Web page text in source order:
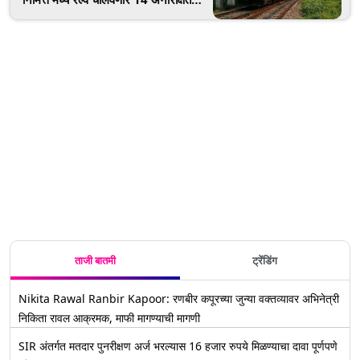
ताजी बातमी ट्रेंडिंग
Nikita Rawal Ranbir Kapoor: रणबीर कपूरच्या जुन्या वक्तव्यावर अभिनेत्री
निकिता रावल आक्रमक, माफी मागण्याची मागणी
SIR अंतर्गत मतदार पुनरीक्षण अर्ज भरल्यास 16 हजार रुपये मिळण्याचा दावा पूर्णपणे